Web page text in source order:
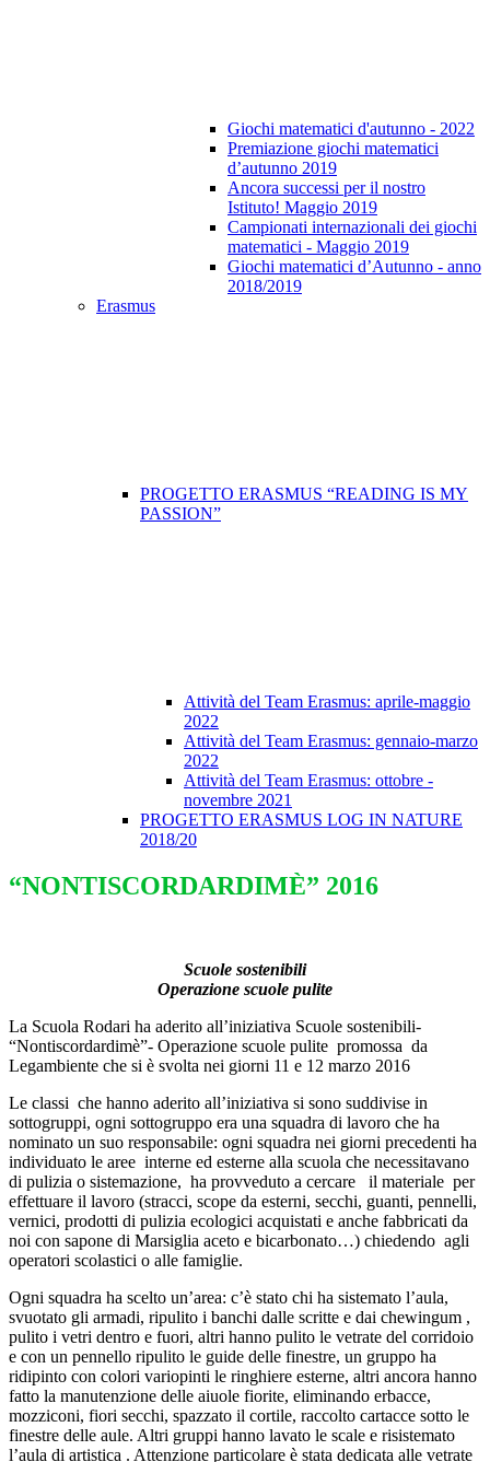
Giochi matematici d'autunno - 2022
Premiazione giochi matematici
d’autunno 2019
Ancora successi per il nostro
Istituto! Maggio 2019
Campionati internazionali dei giochi
matematici - Maggio 2019
Giochi matematici d’Autunno - anno
2018/2019
Erasmus
PROGETTO ERASMUS “READING IS MY
PASSION”
Attività del Team Erasmus: aprile-maggio
2022
Attività del Team Erasmus: gennaio-marzo
2022
Attività del Team Erasmus: ottobre -
novembre 2021
PROGETTO ERASMUS LOG IN NATURE
2018/20
“NONTISCORDARDIMÈ” 2016
Scuole sostenibili
Operazione scuole pulite
La Scuola Rodari ha aderito all’iniziativa Scuole sostenibili-
“Nontiscordardimè”- Operazione scuole pulite promossa da
Legambiente che si è svolta nei giorni 11 e 12 marzo 2016
Le classi che hanno aderito all’iniziativa si sono suddivise in
sottogruppi, ogni sottogruppo era una squadra di lavoro che ha
nominato un suo responsabile: ogni squadra nei giorni precedenti ha
individuato le aree interne ed esterne alla scuola che necessitavano
di pulizia o sistemazione, ha provveduto a cercare il materiale per
effettuare il lavoro (stracci, scope da esterni, secchi, guanti, pennelli,
vernici, prodotti di pulizia ecologici acquistati e anche fabbricati da
noi con sapone di Marsiglia aceto e bicarbonato…) chiedendo agli
operatori scolastici o alle famiglie.
Ogni squadra ha scelto un’area: c’è stato chi ha sistemato l’aula,
svuotato gli armadi, ripulito i banchi dalle scritte e dai chewingum ,
pulito i vetri dentro e fuori, altri hanno pulito le vetrate del corridoio
e con un pennello ripulito le guide delle finestre, un gruppo ha
ridipinto con colori variopinti le ringhiere esterne, altri ancora hanno
fatto la manutenzione delle aiuole fiorite, eliminando erbacce,
mozziconi, fiori secchi, spazzato il cortile, raccolto cartacce sotto le
finestre delle aule. Altri gruppi hanno lavato le scale e risistemato
l’aula di artistica . Attenzione particolare è stata dedicata alle vetrate